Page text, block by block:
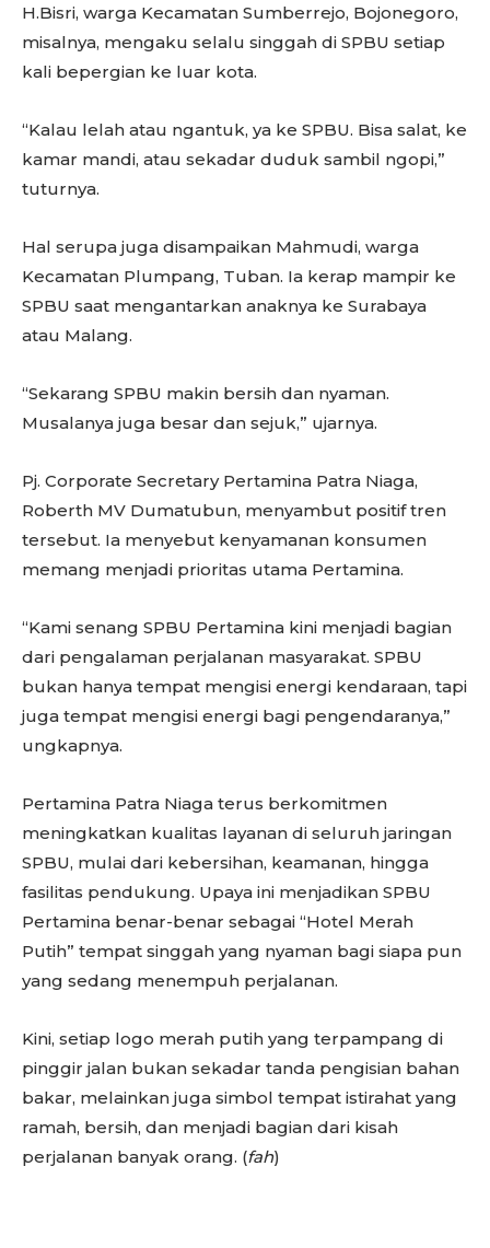
H.Bisri, warga Kecamatan Sumberrejo, Bojonegoro,
misalnya, mengaku selalu singgah di SPBU setiap
kali bepergian ke luar kota.
“Kalau lelah atau ngantuk, ya ke SPBU. Bisa salat, ke
kamar mandi, atau sekadar duduk sambil ngopi,”
tuturnya.
Hal serupa juga disampaikan Mahmudi, warga
Kecamatan Plumpang, Tuban. Ia kerap mampir ke
SPBU saat mengantarkan anaknya ke Surabaya
atau Malang.
“Sekarang SPBU makin bersih dan nyaman.
Musalanya juga besar dan sejuk,” ujarnya.
Pj. Corporate Secretary Pertamina Patra Niaga,
Roberth MV Dumatubun, menyambut positif tren
tersebut. Ia menyebut kenyamanan konsumen
memang menjadi prioritas utama Pertamina.
“Kami senang SPBU Pertamina kini menjadi bagian
dari pengalaman perjalanan masyarakat. SPBU
bukan hanya tempat mengisi energi kendaraan, tapi
juga tempat mengisi energi bagi pengendaranya,”
ungkapnya.
Pertamina Patra Niaga terus berkomitmen
meningkatkan kualitas layanan di seluruh jaringan
SPBU, mulai dari kebersihan, keamanan, hingga
fasilitas pendukung. Upaya ini menjadikan SPBU
Pertamina benar-benar sebagai “Hotel Merah
Putih” tempat singgah yang nyaman bagi siapa pun
yang sedang menempuh perjalanan.
Kini, setiap logo merah putih yang terpampang di
pinggir jalan bukan sekadar tanda pengisian bahan
bakar, melainkan juga simbol tempat istirahat yang
ramah, bersih, dan menjadi bagian dari kisah
perjalanan banyak orang. (fah)